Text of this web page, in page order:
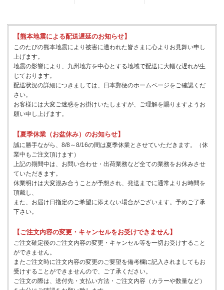
【熊本地震による配送遅延のお知らせ】
このたびの熊本地震により被害に遭われた皆さまに心よりお見舞い申し
上げます。
地震の影響により、九州地方を中心とする地域で配送に大幅な遅れが生
じております。
配送状況の詳細につきましては、日本郵便のホームページをご確認くだ
さい。
お客様には大変ご迷惑をお掛けいたしますが、ご理解を賜りますようお
願い申し上げます。
【夏季休業（お盆休み）のお知らせ】
誠に勝手ながら、8/8～8/16の間は夏季休業とさせていただきます。（休
業中もご注文頂けます）
上記の期間中は、お問い合わせ・出荷業務など全ての業務をお休みさせ
ていただきます。
休業明けは大変混み合うことが予想され、発送までに通常よりお時間を
頂戴し、
また、お届け日指定のご希望に添えない場合がございます。予めご了承
下さい。
【ご注文内容の変更・キャンセルをお受けできません】
ご注文確定後のご注文内容の変更・キャンセル等を一切お受けすること
ができません。
またご注文時に注文内容の変更のご要望を備考欄に記入されましてもお
受けすることができませんので、ご了承ください。
ご注文の際は、送付先・支払い方法・ご注文内容（カラーや数量など）